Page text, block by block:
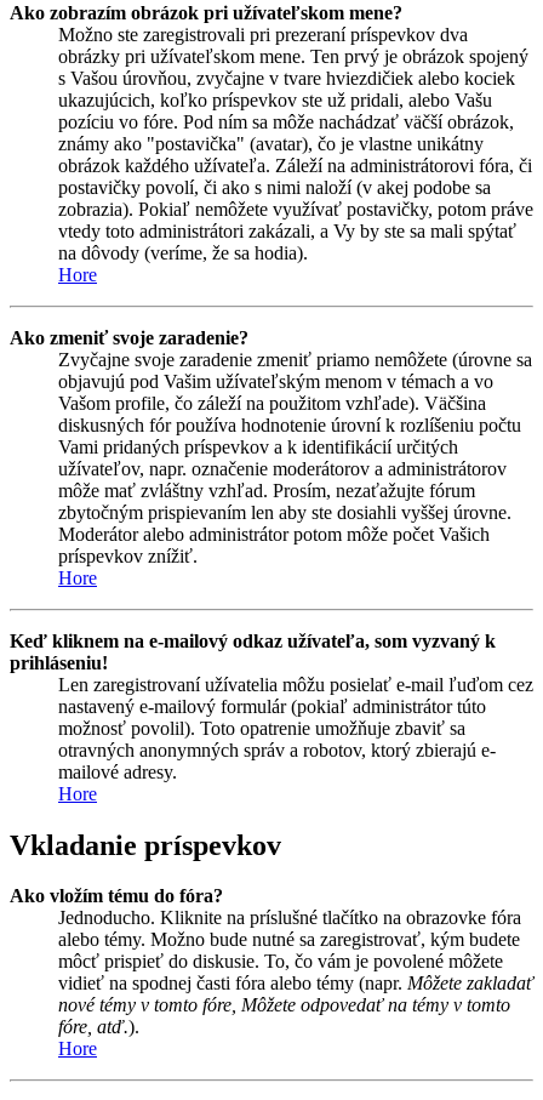
Ako zobrazím obrázok pri užívateľskom mene?
Možno ste zaregistrovali pri prezeraní príspevkov dva
obrázky pri užívateľskom mene. Ten prvý je obrázok spojený
s Vašou úrovňou, zvyčajne v tvare hviezdičiek alebo kociek
ukazujúcich, koľko príspevkov ste už pridali, alebo Vašu
pozíciu vo fóre. Pod ním sa môže nachádzať väčší obrázok,
známy ako "postavička" (avatar), čo je vlastne unikátny
obrázok každého užívateľa. Záleží na administrátorovi fóra, či
postavičky povolí, či ako s nimi naloží (v akej podobe sa
zobrazia). Pokiaľ nemôžete využívať postavičky, potom práve
vtedy toto administrátori zakázali, a Vy by ste sa mali spýtať
na dôvody (veríme, že sa hodia).
Hore
Ako zmeniť svoje zaradenie?
Zvyčajne svoje zaradenie zmeniť priamo nemôžete (úrovne sa
objavujú pod Vašim užívateľským menom v témach a vo
Vašom profile, čo záleží na použitom vzhľade). Väčšina
diskusných fór používa hodnotenie úrovní k rozlíšeniu počtu
Vami pridaných príspevkov a k identifikácií určitých
užívateľov, napr. označenie moderátorov a administrátorov
môže mať zvláštny vzhľad. Prosím, nezaťažujte fórum
zbytočným prispievaním len aby ste dosiahli vyššej úrovne.
Moderátor alebo administrátor potom môže počet Vašich
príspevkov znížiť.
Hore
Keď kliknem na e-mailový odkaz užívateľa, som vyzvaný k
prihláseniu!
Len zaregistrovaní užívatelia môžu posielať e-mail ľuďom cez
nastavený e-mailový formulár (pokiaľ administrátor túto
možnosť povolil). Toto opatrenie umožňuje zbaviť sa
otravných anonymných správ a robotov, ktorý zbierajú e-
mailové adresy.
Hore
Vkladanie príspevkov
Ako vložím tému do fóra?
Jednoducho. Kliknite na príslušné tlačítko na obrazovke fóra
alebo témy. Možno bude nutné sa zaregistrovať, kým budete
môcť prispieť do diskusie. To, čo vám je povolené môžete
vidieť na spodnej časti fóra alebo témy (napr. Môžete zakladať
nové témy v tomto fóre, Môžete odpovedať na témy v tomto
fóre, atď.).
Hore